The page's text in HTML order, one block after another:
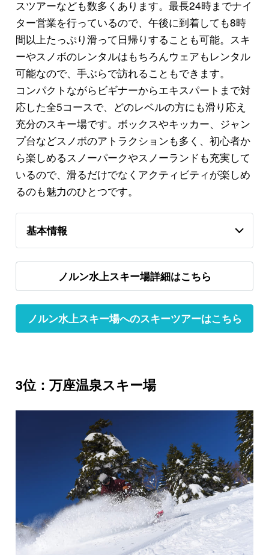
スツアーなども数多くあります。最長24時までナイ
ター営業を行っているので、午後に到着しても8時
間以上たっぷり滑って日帰りすることも可能。スキ
ーやスノボのレンタルはもちろんウェアもレンタル
可能なので、手ぶらで訪れることもできます。
コンパクトながらビギナーからエキスパートまで対
応した全5コースで、どのレベルの方にも滑り応え
充分のスキー場です。ボックスやキッカー、ジャン
プ台などスノボのアトラクションも多く、初心者か
ら楽しめるスノーパークやスノーランドも充実して
いるので、滑るだけでなくアクティビティが楽しめ
るのも魅力のひとつです。
基本情報
ノルン水上スキー場詳細はこちら
ノルン水上スキー場へのスキーツアーはこちら
3位：万座温泉スキー場